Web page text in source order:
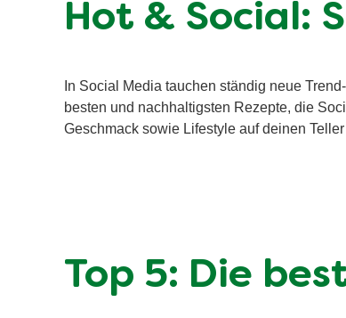
Hot & Social:
In Social Media tauchen ständig neue
besten und nachhaltigsten Rezepte, die
Geschmack sowie Lifestyle auf deinen
Top 5: Die